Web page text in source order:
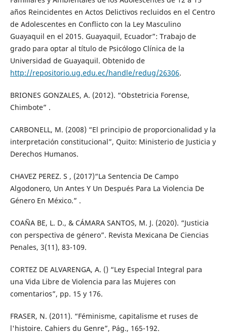
años Reincidentes en Actos Delictivos recluidos en el Centro
de Adolescentes en Conflicto con la Ley Masculino
Guayaquil en el 2015. Guayaquil, Ecuador”: Trabajo de
grado para optar al título de Psicólogo Clínica de la
Universidad de Guayaquil. Obtenido de
http://repositorio.ug.edu.ec/handle/redug/26306.
BRIONES GONZALES, A. (2012). “Obstetricia Forense,
Chimbote” .
CARBONELL, M. (2008) “El principio de proporcionalidad y la
interpretación constitucional”, Quito: Ministerio de Justicia y
Derechos Humanos.
CHAVEZ PEREZ. S , (2017)“La Sentencia De Campo
Algodonero, Un Antes Y Un Después Para La Violencia De
Género En México.” .
COAÑA BE, L. D., & CÁMARA SANTOS, M. J. (2020). “Justicia
con perspectiva de género”. Revista Mexicana De Ciencias
Penales, 3(11), 83-109.
CORTEZ DE ALVARENGA, A. () “Ley Especial Integral para
una Vida Libre de Violencia para las Mujeres con
comentarios”, pp. 15 y 176.
FRASER, N. (2011). “Féminisme, capitalisme et ruses de
l'histoire. Cahiers du Genre”, Pág., 165-192.